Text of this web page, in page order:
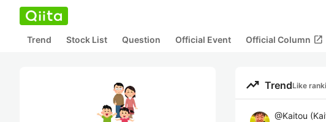
Trend Stock List Question Official Event Official Column open_in_new
trending_up TrendLike
@Kaitou (